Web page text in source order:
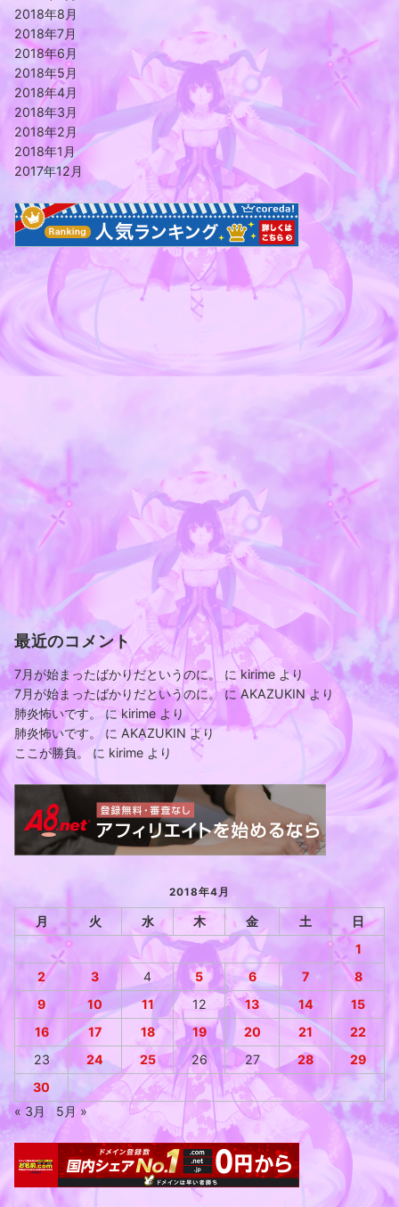
2018年8月
2018年7月
2018年6月
2018年5月
2018年4月
2018年3月
2018年2月
2018年1月
2017年12月
最近のコメント
7月が始まったばかりだというのに。 にkirime より
7月が始まったばかりだというのに。にAKAZUKINより
肺炎怖いです。にkirime より
肺炎怖いです。 に AKAZUKIN より
ここが勝負。
に kirime より
2018年4月
月 火 水 木 金 土
日
1
2
3 4 5 6 7
8
9
10 11 12 13 14
15
16
17 18 19 20 21
22
23
24 25 26 27 28
29
30
« 3月
5月 »